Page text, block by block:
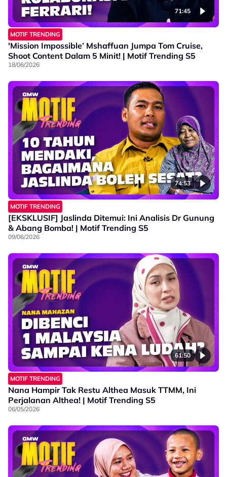
📱 Play Store: https://s.sooka.my/Q0fyrt
#MotifTrending
#GMWMotifTrending
#GempakMostWanted
#GempakMostWanted2025
#AstroOne
#sookamalaysia
#JomUsha
71:45
MOTIF TRENDING
'Mission Impossible’ Mshaffuan Jumpa Tom Cruise,
Shoot Content Dalam 5 Minit! | Motif Trending S5
18/06/2026
74:53
MOTIF TRENDING
[EKSKLUSIF] Jaslinda Ditemui: Ini Analisis Dr Gunung
& Abang Bomba! | Motif Trending S5
09/06/2026
61:50
MOTIF TRENDING
Nana Hampir Tak Restu Althea Masuk TTMM, Ini
Perjalanan Althea! | Motif Trending S5
06/05/2026